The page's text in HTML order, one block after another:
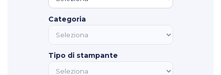
Categoria
Tipo di stampante